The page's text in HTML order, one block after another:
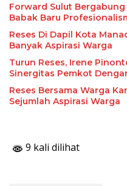
Forward Sulut
Babak Baru
Reses Di Dapil Kota
Banyak Aspirasi Warga
Turun Reses, Irene
Sinergitas Pemkot
Reses Bersama Warga
Sejumlah Aspirasi Warga
9 kali dilihat